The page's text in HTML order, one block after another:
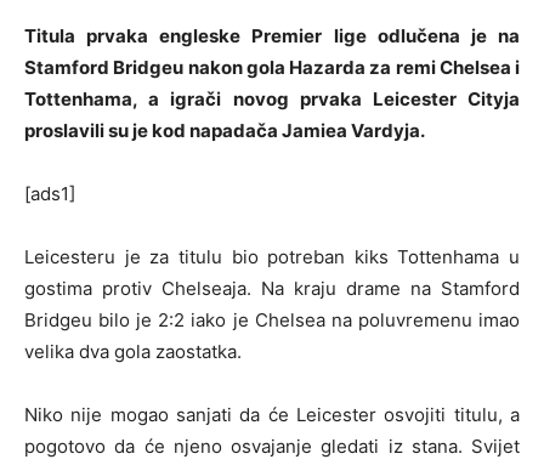
Titula prvaka engleske Premier lige odlučena je na
Stamford Bridgeu nakon gola Hazarda za remi Chelsea i
Tottenhama, a igrači novog prvaka Leicester Cityja
proslavili su je kod napadača Jamiea Vardyja.
[ads1]
Leicesteru je za titulu bio potreban kiks Tottenhama u
gostima protiv Chelseaja. Na kraju drame na Stamford
Bridgeu bilo je 2:2 iako je Chelsea na poluvremenu imao
velika dva gola zaostatka.
Niko nije mogao sanjati da će Leicester osvojiti titulu, a
pogotovo da će njeno osvajanje gledati iz stana. Svijet